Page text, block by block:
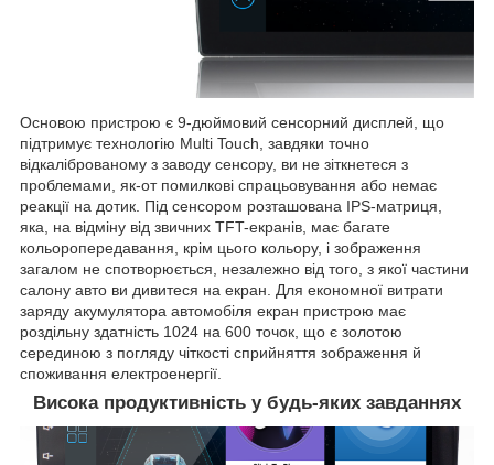
Основою пристрою є 9-дюймовий сенсорний дисплей, що
підтримує технологію Multi Touch, завдяки точно
відкаліброваному з заводу сенсору, ви не зіткнетеся з
проблемами, як-от помилкові спрацьовування або немає
реакції на дотик. Під сенсором розташована IPS-матриця,
яка, на відміну від звичних TFT-екранів, має багате
кольоропередавання, крім цього кольору, і зображення
загалом не спотворюється, незалежно від того, з якої частини
салону авто ви дивитеся на екран. Для економної витрати
заряду акумулятора автомобіля екран пристрою має
роздільну здатність 1024 на 600 точок, що є золотою
серединою з погляду чіткості сприйняття зображення й
споживання електроенергії.
Висока продуктивність у будь-яких завданнях